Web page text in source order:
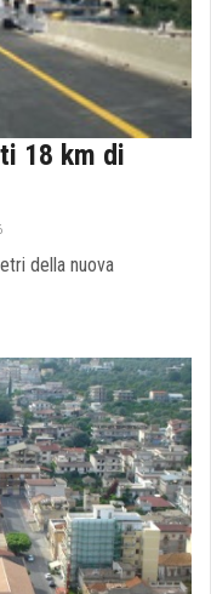
18 km di
della nuova